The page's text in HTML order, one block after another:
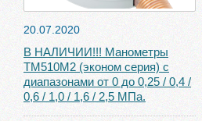
20.07.2020
В НАЛИЧИИ!!! Манометры
ТМ510М2 (эконом серия) с
диапазонами от 0 до 0,25 / 0,4 /
0,6 / 1,0 / 1,6 / 2,5 МПа.